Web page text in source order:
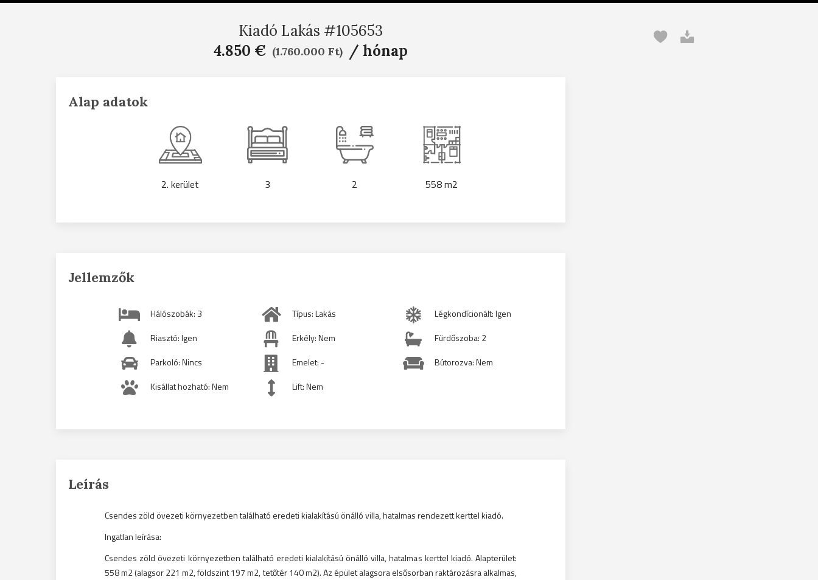
Kiadó Lakás #105653
4.850 € (1.760.000 Ft) / hónap
Alap adatok
2. kerület 3 2 558 m2
Jellemzők
Hálószobák: 3 Típus: Lakás
Légkondícionált: Igen
Riasztó: Igen
Erkély: Nem
Fürdőszoba: 2
Parkoló: Nincs
Emelet: -
Bútorozva: Nem
Kisállat hozható: Nem
Lift: Nem
Leírás
Csendes zöld övezeti környezetben található eredeti kialakítású önálló villa, hatalmas rendezett kerttel kiadó.
Ingatlan leírása:
Csendes zöld övezeti környezetben található eredeti kialakítású önálló villa, hatalmas kerttel kiadó. Alapterület:
558 m2 (alagsor 221 m2, földszint 197 m2, tetőtér 140 m2). Az épület alagsora elsősorban raktározásra alkalmas,